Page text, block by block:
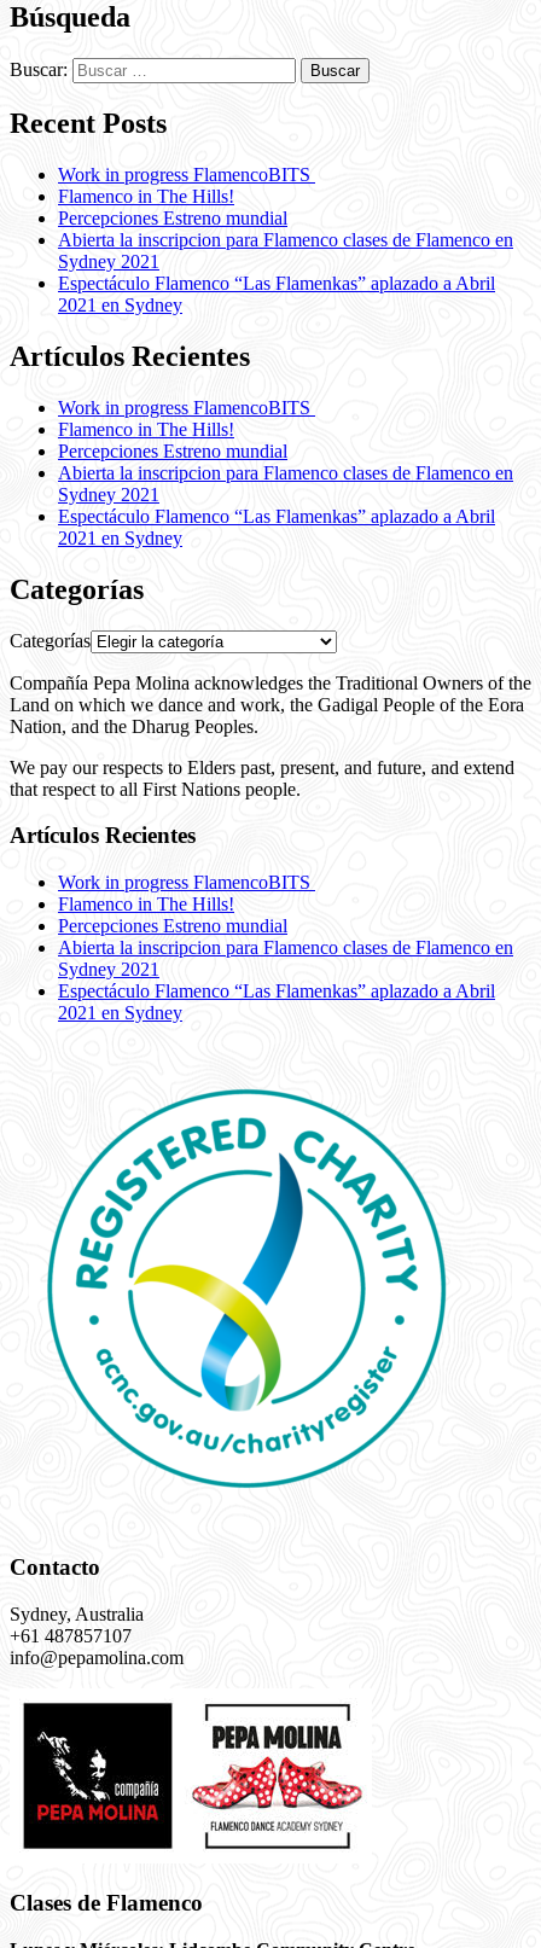
Búsqueda
Buscar:
Recent Posts
Work in progress FlamencoBITS
Flamenco in The Hills!
Percepciones Estreno mundial
Abierta la inscripcion para Flamenco clases de Flamenco en
Sydney 2021
Espectáculo Flamenco “Las Flamenkas” aplazado a Abril
2021 en Sydney
Artículos Recientes
Work in progress FlamencoBITS
Flamenco in The Hills!
Percepciones Estreno mundial
Abierta la inscripcion para Flamenco clases de Flamenco en
Sydney 2021
Espectáculo Flamenco “Las Flamenkas” aplazado a Abril
2021 en Sydney
Categorías
Categorías
Compañía Pepa Molina acknowledges the Traditional Owners of the
Land on which we dance and work, the Gadigal People of the Eora
Nation, and the Dharug Peoples.
We pay our respects to Elders past, present, and future, and extend
that respect to all First Nations people.
Artículos Recientes
Work in progress FlamencoBITS
Flamenco in The Hills!
Percepciones Estreno mundial
Abierta la inscripcion para Flamenco clases de Flamenco en
Sydney 2021
Espectáculo Flamenco “Las Flamenkas” aplazado a Abril
2021 en Sydney
Contacto
Sydney, Australia
+61 487857107
info@pepamolina.com
Clases de Flamenco